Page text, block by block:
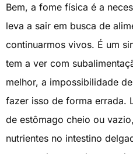
Bem, a fome física é a
leva a sair em busca de
continuarmos vivos. É um
tem a ver com
melhor, a impossibilidade
fazer isso de forma errada.
de estômago cheio ou
nutrientes no intestino